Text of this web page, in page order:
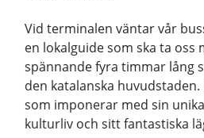
Vid terminalen väntar vår
en lokalguide som ska ta oss
spännande fyra timmar lång
den katalanska
som imponerar med sin
kulturliv och sitt fantastiska